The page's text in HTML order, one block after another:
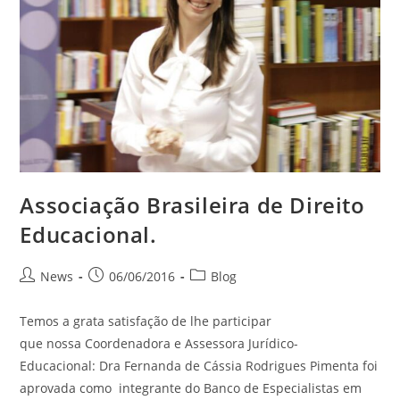
Associação Brasileira de Direito
Educacional.
News 06/06/2016 Blog
Temos a grata satisfação de lhe participar
que nossa Coordenadora e Assessora Jurídico-
Educacional: Dra Fernanda de Cássia Rodrigues Pimenta foi
aprovada como integrante do Banco de Especialistas em